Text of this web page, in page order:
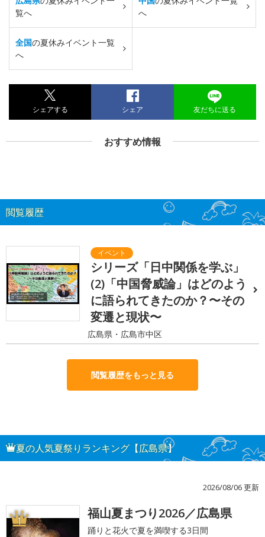
覧へ
へ
全国の夏休みイベント一覧
へ
シェアする シェア 友だちに送る
おすすめ情報
閲覧履歴
シリーズ「日中関係を学ぶ」
(2)「中国脅威論」はどのよう
に語られてきたのか？〜その
変遷と現状〜
広島県・広島市中区
閲覧履歴をもっと見る
夏の人気夏祭りランキング【広島県】
2026/08/06 更新
1 福山夏まつり2026／広島県
踊りと花火で夏を満喫する3日間